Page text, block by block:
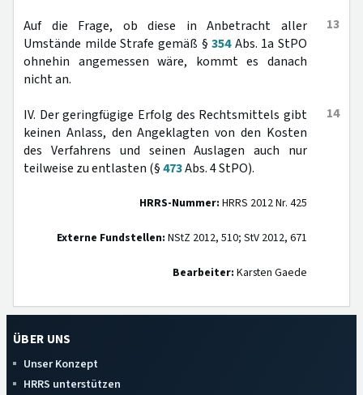
13
Auf die Frage, ob diese in Anbetracht aller
Umstände milde Strafe gemäß §354Abs. 1a StPO
ohnehin angemessen wäre, kommt es danach
nicht an.
14
IV. Der geringfügige Erfolg des Rechtsmittels gibt
keinen Anlass, den Angeklagten von den Kosten
des Verfahrens und seinen Auslagen auch nur
teilweise zu entlasten (§473Abs. 4 StPO).
HRRS-Nummer: HRRS 2012 Nr. 425
Externe Fundstellen: NStZ 2012, 510; StV 2012, 671
Bearbeiter: Karsten Gaede
ÜBER UNS
Unser Konzept
HRRS unterstützen